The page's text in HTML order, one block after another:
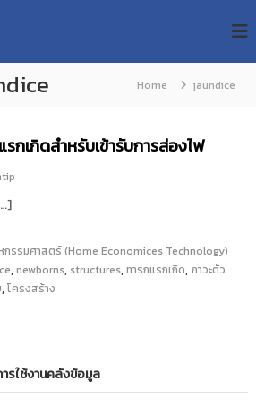
Home jaundice
กเกิดสำหรับเข้ารับการส่องไฟ
กรรมศาสตร์ (Home Economices Technology)
,newborns, structures,ทารกแรกเกิด, ภาวะตัว
,โครงสร้าง
รใช้งานคลังข้อมูล